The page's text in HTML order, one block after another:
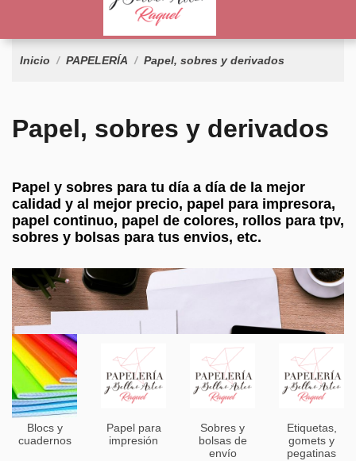
Inicio PAPELERÍA Papel, sobres y derivados
Papel, sobres y derivados
Papel y sobres para tu día a día de la mejor
calidad y al mejor precio, papel para impresora,
papel continuo, papel de colores, rollos para tpv,
sobres y bolsas para tus envios, etc.
Blocs y
cuadernos
Papel para
impresión
Sobres y
bolsas de
envío
Etiquetas,
gomets y
pegatinas